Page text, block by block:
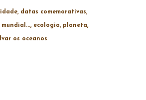
datas comemorativas
mundial... ecologia planeta
os oceanos